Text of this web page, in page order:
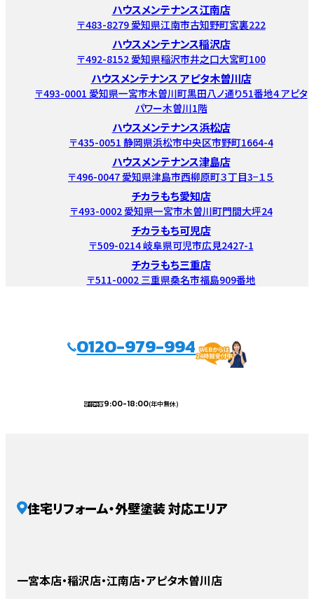
ハウスメンテナンス江南店
〒483-8279 愛知県江南市古知野町宮裏222
ハウスメンテナンス稲沢店
〒492-8152 愛知県稲沢市井之口大宮町100
ハウスメンテナンス アピタ木曽川店
〒493-0001 愛知県一宮市木曽川町黒田八ノ通り51番地4 アピタ
パワー木曽川1階
ハウスメンテナンス浜松店
〒435-0051 静岡県浜松市中央区市野町1664-4
ハウスメンテナンス津島店
〒496-0047 愛知県津島市西柳原町３丁目3−１５
チカラもち愛知店
〒493-0002 愛知県一宮市木曽川町門間大坪24
チカラもち可児店
〒509-0214 岐阜県可児市広見2427-1
チカラもち三重店
〒511-0002 三重県桑名市福島909番地
0120-979-994
受付時間9:00-18:00(年中無休)
住宅リフォーム・外壁塗装 対応エリア
一宮本店・稲沢店・江南店・アピタ木曽川店